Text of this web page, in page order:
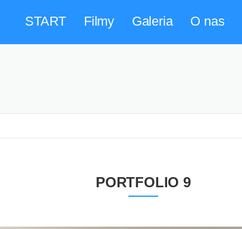
START Filmy Galeria O nas
PORTFOLIO 9